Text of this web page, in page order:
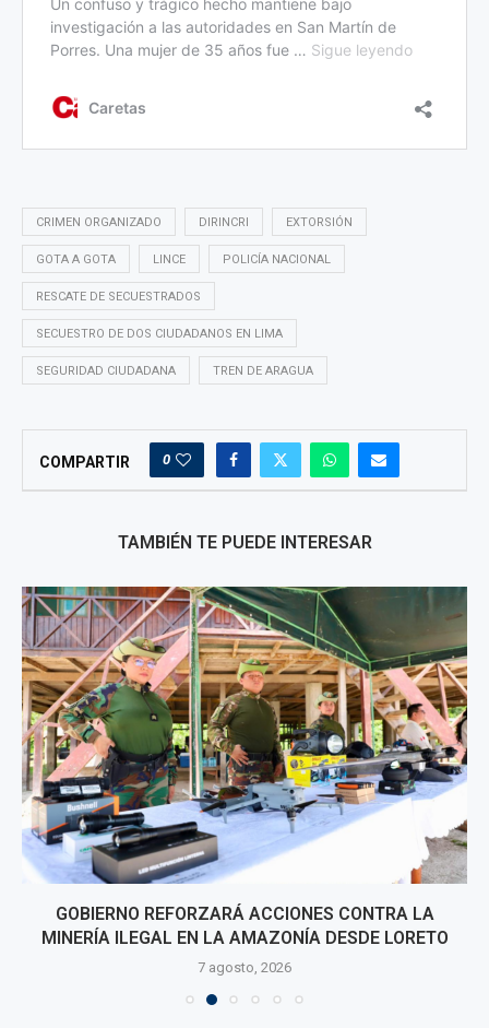
CRIMEN ORGANIZADO DIRINCRI EXTORSIÓN
GOTA A GOTA LINCE POLICÍA NACIONAL
RESCATE DE SECUESTRADOS
SECUESTRO DE DOS CIUDADANOS EN LIMA
SEGURIDAD CIUDADANA TREN DE ARAGUA
COMPARTIR 0
TAMBIÉN TE PUEDE INTERESAR
GOBIERNO REFORZARÁ ACCIONES CONTRA LA
MINERÍA ILEGAL EN LA AMAZONÍA DESDE LORETO
7 agosto, 2026